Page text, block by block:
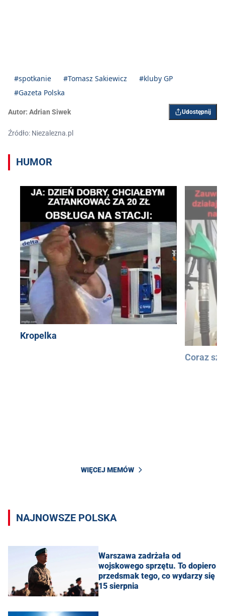
#spotkanie #Tomasz Sakiewicz
#kluby GP
#Gazeta Polska
Autor: Adrian Siwek Udostępnij
Źródło: Niezalezna.pl
HUMOR
Kropelka
Coraz
WIĘCEJ MEMÓW
NAJNOWSZE POLSKA
Warszawa zadrżała od
wojskowego sprzętu. To dopiero
przedsmak tego, co wydarzy się
15 sierpnia